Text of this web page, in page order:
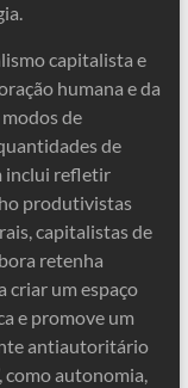
capitalista e
humana e da
de
de
inclui refletir
produtivistas
capitalistas de
retenha
criar um espaço
e promove um
antiautoritário
como autonomia,